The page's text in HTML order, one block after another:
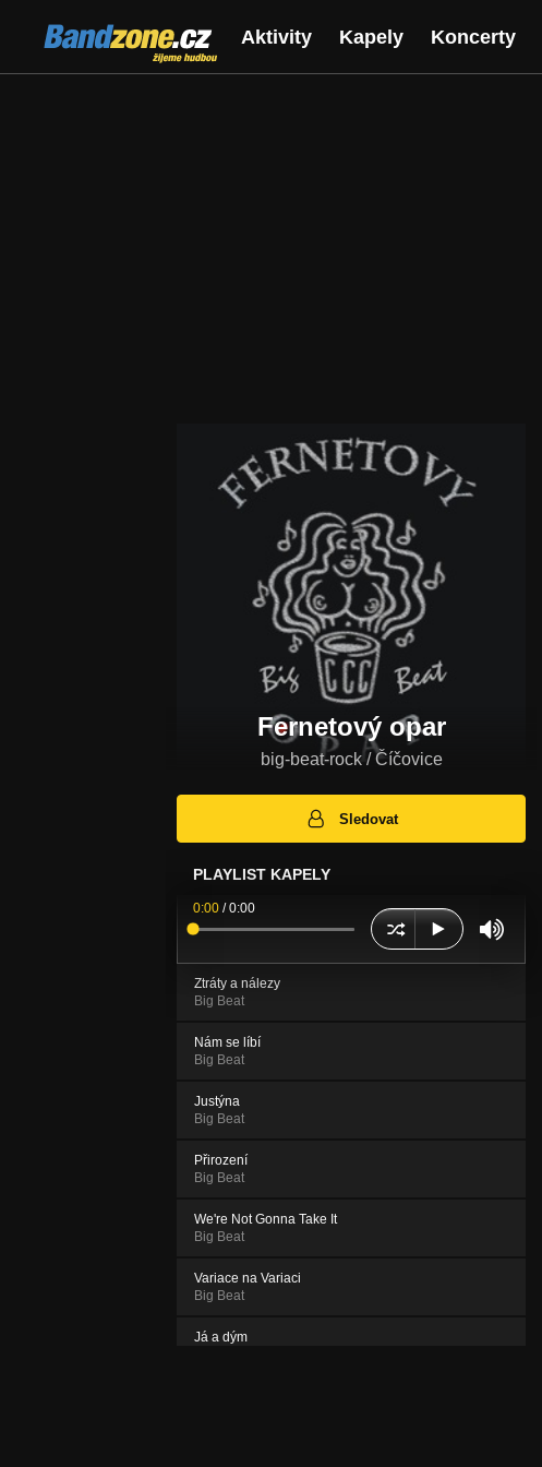
Bandzone.cz
žijeme hudbou
Aktivity Kapely Koncerty
Fernetový opar
big-beat-rock / Číčovice
Sledovat
PLAYLIST KAPELY
0:00 /0:00
Ztráty a nálezy
Big Beat
Nám se líbí
Big Beat
Justýna
Big Beat
Přirození
Big Beat
We're Not Gonna Take It
Big Beat
Variace na Variaci
Big Beat
Já a dým